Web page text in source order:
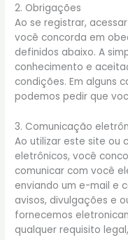
2. Obrigações
Ao se registrar,
você concorda em
definidos abaixo. A
conhecimento e
condições. Em alguns
podemos pedir que
3. Comunicação
Ao utilizar este site ou
eletrônicos, você
comunicar com você
enviando um e-mail e
avisos, divulgações e
fornecemos
qualquer requisito